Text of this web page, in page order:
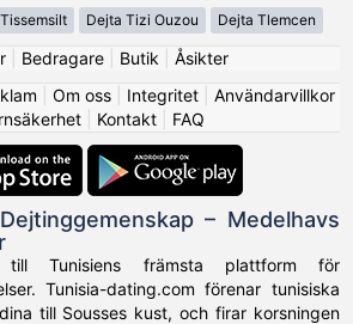
Dejta Tizi Ouzou Dejta Tlemcen
| Bedragare| Butik
Åsikter
Om oss| Integritet| Användarvillkor
| Kontakt| FAQ
– Medelhavs
till Tunisiens främsta plattform för
Tunisia-dating.com förenar tunisiska
till Sousses kust, och firar korsningen